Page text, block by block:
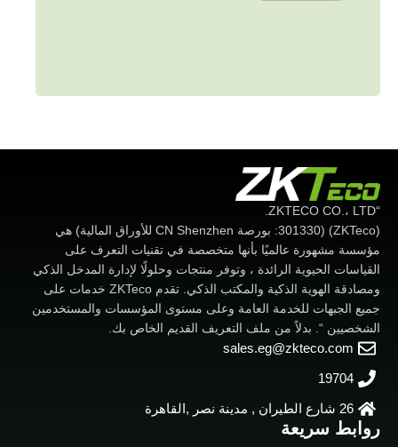
روابط سريعة
“ZKTECO CO.، LTD.
(ZKTeco) (301330: بورصة CN Shenzhen للأوراق المالية) هي
مؤسسة مشهورة عالميًا بأنها متخصصة في تقنيات التعرف على
القياسات الحيوية الرائدة ، وتوفر منتجات وحلولًا لإدارة المدخل الذكي
ومصادقة الهوية الذكية والمكتب الذكي. تقدم ZKTeco خدمات على
جميع الجبهات للخدمة العامة وعلى مستوى المؤسسات والمستخدمين
الشخصيين “. بدلاً من ملف التعريف القديم الخاص بك.
sales.eg@zkteco.com
19704
26 شارع الطيران , مدينة نصر ,القاهرة